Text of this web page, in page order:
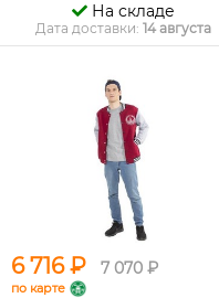
На складе
Дата доставки: 14 августа
6 716 ₽ 7 070 ₽
по карте